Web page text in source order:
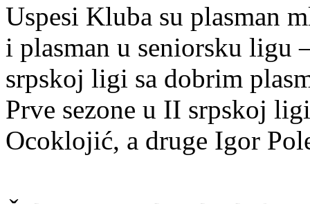
Uspesi Kluba su plasman
i plasman u seniorsku ligu
srpskoj ligi sa dobrim
Prve sezone u II srpskoj
Ocoklojić, a druge Igor